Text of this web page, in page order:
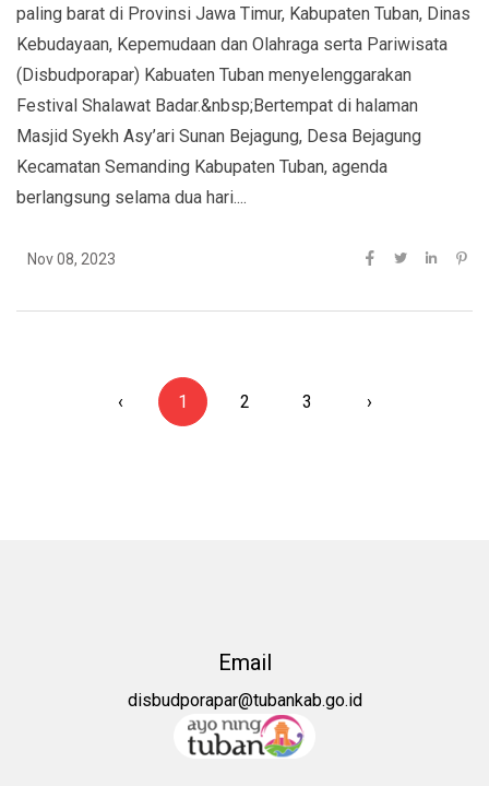
paling barat di Provinsi Jawa Timur, Kabupaten Tuban, Dinas
Kebudayaan, Kepemudaan dan Olahraga serta Pariwisata
(Disbudporapar) Kabuaten Tuban menyelenggarakan
Festival Shalawat Badar.&nbsp;Bertempat di halaman
Masjid Syekh Asy’ari Sunan Bejagung, Desa Bejagung
Kecamatan Semanding Kabupaten Tuban, agenda
berlangsung selama dua hari....
Nov 08, 2023
‹ 1 2 3 ›
Email
disbudporapar@tubankab.go.id